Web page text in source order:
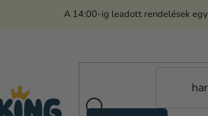
A 14:00-ig leadott rendelések